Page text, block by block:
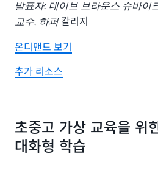
발표자: 데이브 브라운스 슈바이
교수, 하퍼 칼리지
온디맨드 보기
추가 리소스
초중고 가상 교육을 위
대화형 학습